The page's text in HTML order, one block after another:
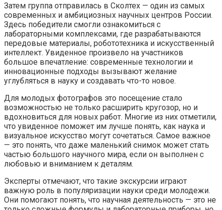
Затем группа отправилась в Сколтех — один из самых
современных и амбициозных научных центров России.
Здесь победители смогли ознакомиться с
лабораторными комплексами, где разрабатываются
передовые материалы, робототехника и искусственный
интеллект. Увиденное произвело на участников
большое впечатление: современные технологии и
инновационные подходы вызывают желание
углубляться в науку и создавать что-то новое.
Для молодых фотографов это посещение стало
возможностью не только расширить кругозор, но и
вдохновиться для новых работ. Многие из них отметили,
что увиденное поможет им лучше понять, как наука и
визуальное искусство могут сочетаться. Самое важное
— это понять, что даже маленький снимок может стать
частью большого научного мира, если он выполнен с
любовью и вниманием к деталям.
Эксперты отмечают, что такие экскурсии играют
важную роль в популяризации науки среди молодежи.
Они помогают понять, что научная деятельность — это не